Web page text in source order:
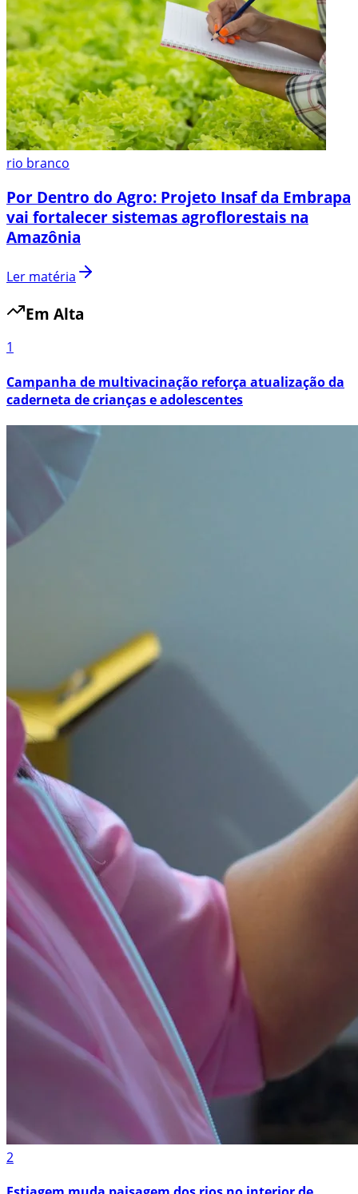
rio branco
Por Dentro do Agro: Projeto Insaf da Embrapa
vai fortalecer sistemas agroflorestais na
Amazônia
Ler matéria
Em Alta
1
Campanha de multivacinação reforça atualização da
caderneta de crianças e adolescentes
2